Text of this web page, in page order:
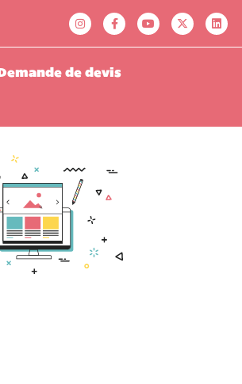
Demande de devis